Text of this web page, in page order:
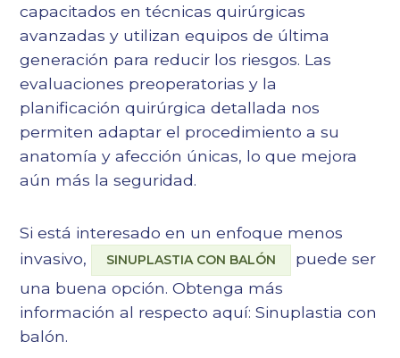
capacitados en técnicas quirúrgicas
avanzadas y utilizan equipos de última
generación para reducir los riesgos. Las
evaluaciones preoperatorias y la
planificación quirúrgica detallada nos
permiten adaptar el procedimiento a su
anatomía y afección únicas, lo que mejora
aún más la seguridad.
Si está interesado en un enfoque menos
invasivo,
SINUPLASTIA CON BALÓN
puede ser
una buena opción. Obtenga más
información al respecto aquí:Sinuplastia con
balón.